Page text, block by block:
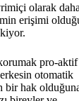
olarak daha
erişimi
pro-
otomatik
bir hak